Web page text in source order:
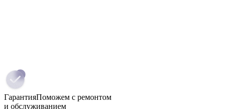
ГарантияПоможем с ремонтом
и обслуживанием